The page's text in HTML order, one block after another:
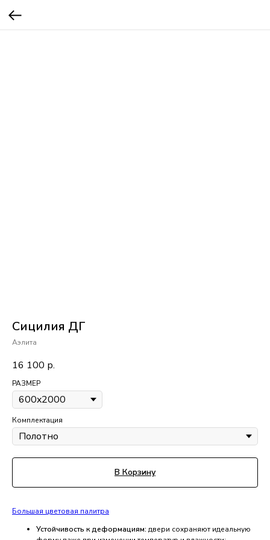
Сицилия ДГ
Аэлита
16 100 р.
РАЗМЕР
Комплектация
В Корзину
Большая цветовая палитра
Устойчивость к деформациям: двери сохраняют идеальную